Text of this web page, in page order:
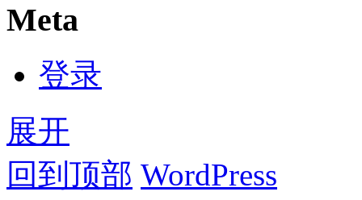
Meta
登录
展开
回到顶部 WordPress